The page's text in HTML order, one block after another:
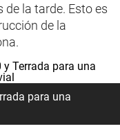
la tarde. Esto es
de la
para una